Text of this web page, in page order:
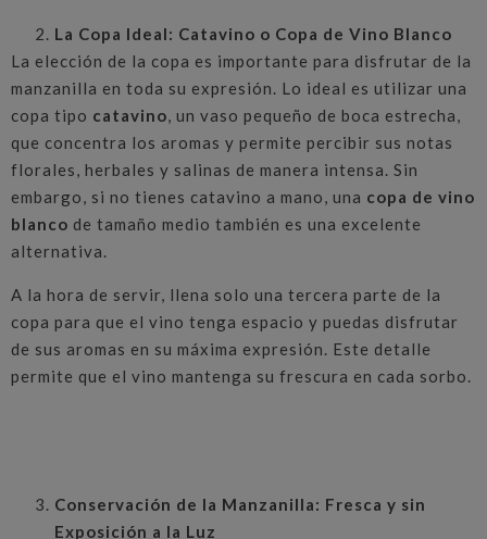
La Copa Ideal: Catavino o Copa de Vino Blanco
La elección de la copa es importante para disfrutar de la
manzanilla en toda su expresión. Lo ideal es utilizar una
copa tipo catavino, un vaso pequeño de boca estrecha,
que concentra los aromas y permite percibir sus notas
florales, herbales y salinas de manera intensa. Sin
embargo, si no tienes catavino a mano, una copa de vino
blanco de tamaño medio también es una excelente
alternativa.
A la hora de servir, llena solo una tercera parte de la
copa para que el vino tenga espacio y puedas disfrutar
de sus aromas en su máxima expresión. Este detalle
permite que el vino mantenga su frescura en cada sorbo.
Conservación de la Manzanilla: Fresca y sin
Exposición a la Luz